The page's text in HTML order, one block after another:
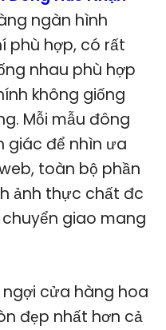
ngàn hình
phù hợp, có rất
nhau phù hợp
không giống
Mỗi mẫu đông
giác để nhìn ưa
toàn bộ phần
ảnh thực chất đc
giao mang
cửa hàng hoa
đẹp nhất hơn cả